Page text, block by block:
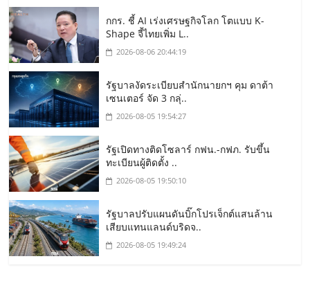
กกร. ชี้ AI เร่งเศรษฐกิจโลก โตแบบ K-
Shape จี้ไทยเพิ่ม L..
2026-08-06 20:44:19
รัฐบาลงัดระเบียบสำนักนายกฯ คุม ดาต้า
เซนเตอร์ จัด 3 กลุ่..
2026-08-05 19:54:27
รัฐเปิดทางติดโซลาร์ กฟน.-กฟภ. รับขึ้น
ทะเบียนผู้ติดตั้ง ..
2026-08-05 19:50:10
รัฐบาลปรับแผนดันบิ๊กโปรเจ็กต์แสนล้าน
เสียบแทนแลนด์บริดจ..
2026-08-05 19:49:24